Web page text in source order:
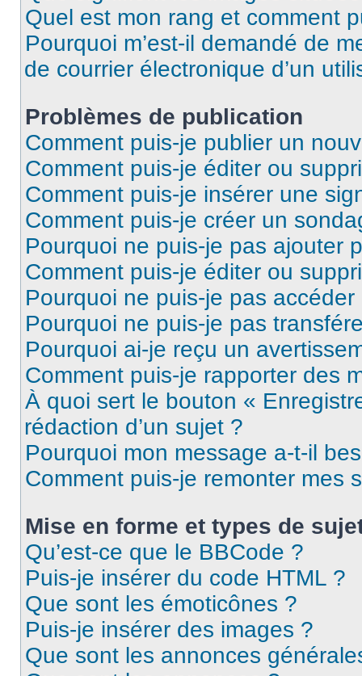
Quel est mon rang et comment
Pourquoi m’est-il demandé de
de courrier électronique d’un
Problèmes de publication
Comment puis-je publier un
Comment puis-je éditer ou
Comment puis-je insérer une
Comment puis-je créer un
Pourquoi ne puis-je pas ajouter
Comment puis-je éditer ou
Pourquoi ne puis-je pas
Pourquoi ne puis-je pas
Pourquoi ai-je reçu un
Comment puis-je rapporter des
À quoi sert le bouton «
rédaction d’un sujet ?
Pourquoi mon message a-t-il
Comment puis-je remonter mes
Mise en forme et types de
Qu’est-ce que le BBCode ?
Puis-je insérer du code HTML ?
Que sont les émoticônes ?
Puis-je insérer des images ?
Que sont les annonces